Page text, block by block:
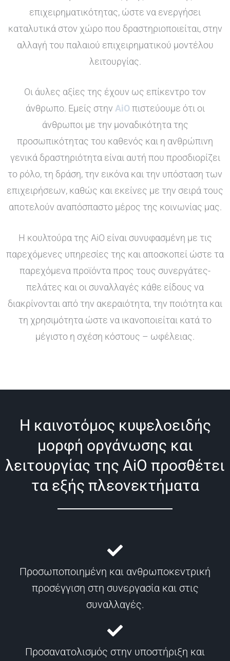
επιχειρηματικότητας, ώστε να ενεργήσει
καταλυτικά στον χώρο που δραστηριοποιείται, στην
αλλαγή του παλαιού επιχειρηματικού μοντέλου
λειτουργίας.
Οι άυλες αξίες της έχουν ως επίκεντρο τον
άνθρωπο. Εμείς στην AiOπιστεύουμε ότι οι
άνθρωποι με την μοναδικότητα της
προσωπικότητας του καθενός και η ανθρώπινη
γενικά δραστηριότητα είναι αυτή που προσδιορίζει
το ρόλο, τη δράση, την εικόνα και την υπόσταση των
επιχειρήσεων, καθώς και εκείνες με την σειρά τους
αποτελούν αναπόσπαστο μέρος της κοινωνίας μας.
Η κουλτούρα της AiO είναι συνυφασμένη με τις
παρεχόμενες υπηρεσίες της και αποσκοπεί ώστε τα
παρεχόμενα προϊόντα προς τους συνεργάτες-
πελάτες και οι συναλλαγές κάθε είδους να
διακρίνονται από την ακεραιότητα, την ποιότητα και
τη χρησιμότητα ώστε να ικανοποιείται κατά το
μέγιστο η σχέση κόστους – ωφέλειας.
Η καινοτόμος κυψελοειδής
μορφή οργάνωσης και
λειτουργίας της AiO προσθέτει
τα εξής πλεονεκτήματα
Προσωποποιημένη και ανθρωποκεντρική
προσέγγιση στη συνεργασία και στις
συναλλαγές.
Προσανατολισμός στην υποστήριξη και